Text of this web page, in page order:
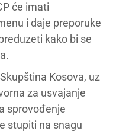
će imati
i daje preporuke
kako bi se
Kosova, uz
za usvajanje
sprovođenje
stupiti na snagu